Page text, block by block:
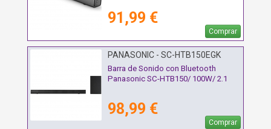
91,99 €
Comprar
PANASONIC - SC-HTB150EGK
Barra de Sonido con Bluetooth
Panasonic SC-HTB150/ 100W/ 2.1
98,99 €
Comprar